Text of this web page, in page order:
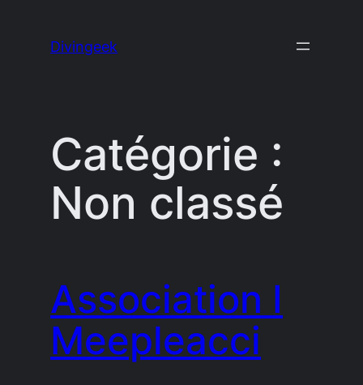
Divingeek
Catégorie :
Non classé
Association I
Meepleacci